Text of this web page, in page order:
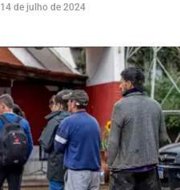
14 de julho de 2024